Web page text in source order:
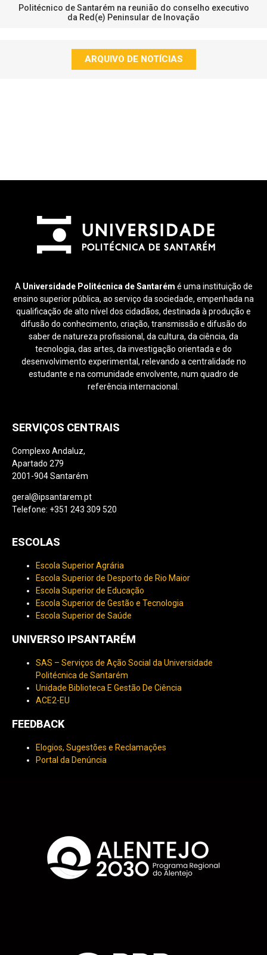
Politécnico de Santarém na reunião do conselho executivo
da Red(e) Peninsular de Inovação
ARQUIVO DE NOTÍCIAS
A Universidade Politécnica de Santarém é uma instituição de
ensino superior pública, ao serviço da sociedade, empenhada na
qualificação de alto nível dos cidadãos, destinada à produção e
difusão do conhecimento, criação, transmissão e difusão do
saber de natureza profissional, da cultura, da ciência, da
tecnologia, das artes, da investigação orientada e do
desenvolvimento experimental, relevando a centralidade no
estudante e na comunidade envolvente, num quadro de
referência internacional.
SERVIÇOS CENTRAIS
Complexo Andaluz,
Apartado 279
2001-904 Santarém
geral@ipsantarem.pt
Telefone: +351 243 309 520
ESCOLAS
Escola Superior Agrária
Escola Superior de Desporto de Rio Maior
Escola Superior de Educação
Escola Superior de Gestão e Tecnologia
Escola Superior de Saúde
UNIVERSO IPSANTARÉM
SAS – Serviços de Ação Social da Universidade
Politécnica de Santarém
Unidade Biblioteca E Gestão De Ciência
ACE2-EU
FEEDBACK
Elogios, Sugestões e Reclamações
Portal da Denúncia